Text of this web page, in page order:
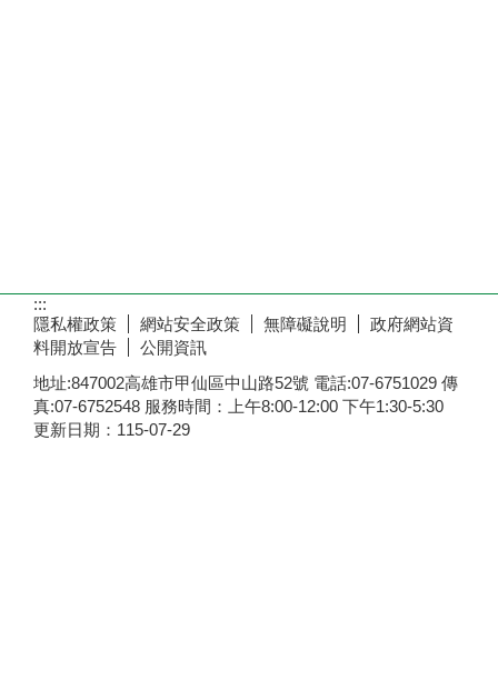
:::
隱私權政策
網站安全政策 無障礙說明
政府網站資
料開放宣告
公開資訊
地址:847002高雄市甲仙區中山路52號 電話:07-6751029 傳
真:07-6752548 服務時間：上午8:00-12:00 下午1:30-5:30
更新日期： 115-07-29